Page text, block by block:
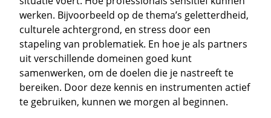
werken. Bijvoorbeeld op de thema’s geletterdheid,
culturele achtergrond, en stress door een
stapeling van problematiek. En hoe je als partners
uit verschillende domeinen goed kunt
samenwerken, om de doelen die je nastreeft te
bereiken. Door deze kennis en instrumenten actief
te gebruiken, kunnen we morgen al beginnen.